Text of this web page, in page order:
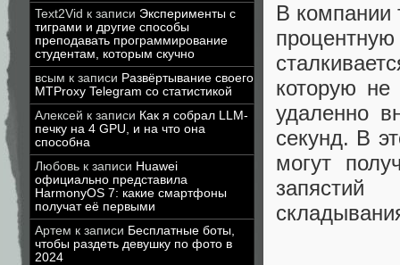
Text2Vid к записи Эксперименты с
тиграми и другие способы
преподавать программирование
студентам, которым скучно
всым к записи Развёртывание своего
MTProxy Telegram со статистикой
Алексей к записи Как я собрал LLM-
печку на 4 GPU, и на что она
способна
Любовь к записи Huawei
официально представила
HarmonyOS 7: какие смартфоны
получат её первыми
Артем к записи Бесплатные боты,
чтобы раздеть девушку по фото в
2024
В компании
которую
удаленно
секунд. В
могут